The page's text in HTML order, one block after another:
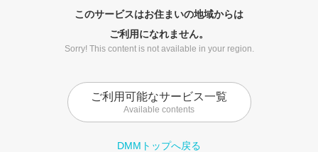
このサービスはお住まいの地域からは
ご利用になれません。
Sorry! This content is not available in your region.
ご利用可能なサービス一覧
Available contents
DMMトップへ戻る